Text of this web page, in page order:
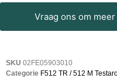
Vraag ons om
SKU 02FE05903010
Categorie F512 TR / 512 M